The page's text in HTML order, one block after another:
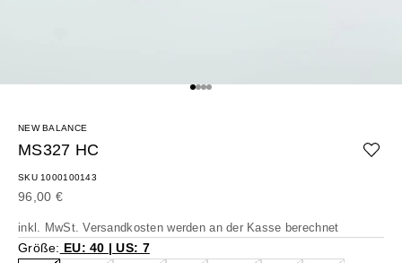
Gehe zu Element 1
Gehe zu Element 2
Gehe zu Element 3
Gehe zu Element 4
NEW BALANCE
MS327 HC
SKU 1000100143
Angebot
96,00 €
inkl. MwSt.Versandkosten werden an der Kasse berechnet
Größe: EU: 40 | US: 7